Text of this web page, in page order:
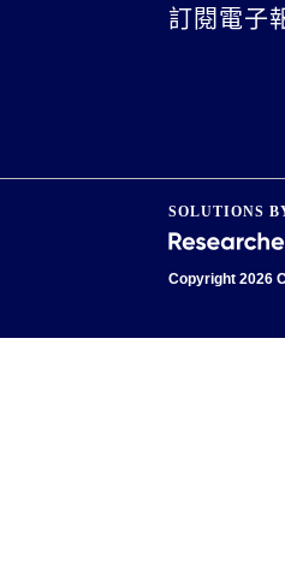
訂閱電子
SOLUTIONS
Copyright 2026